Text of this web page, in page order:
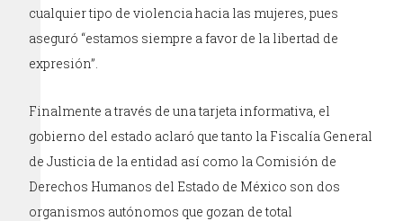
cualquier tipo de violencia hacia las mujeres, pues
aseguró “estamos siempre a favor de la libertad de
expresión”.
Finalmente a través de una tarjeta informativa, el
gobierno del estado aclaró que tanto la Fiscalía General
de Justicia de la entidad así como la Comisión de
Derechos Humanos del Estado de México son dos
organismos autónomos que gozan de total